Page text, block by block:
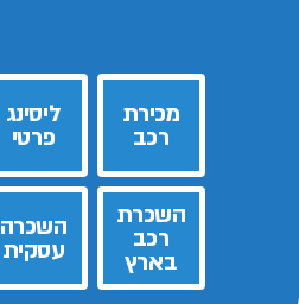
מכירת
רכב
ליסינג
פרטי
השכרת
רכב
בארץ
השכרה
עסקית